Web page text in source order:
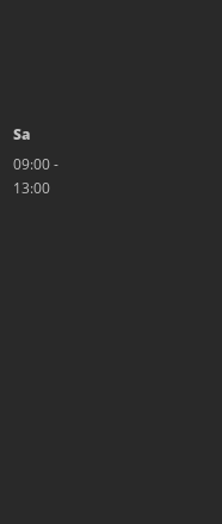
Sa
09:00 -
13:00